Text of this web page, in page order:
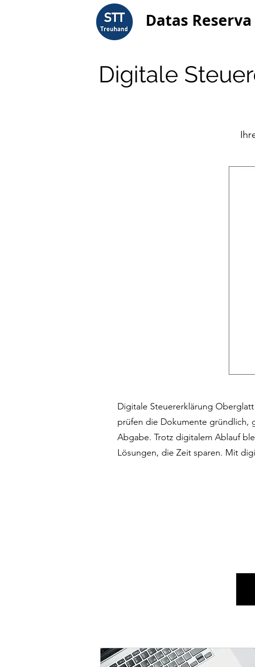
Datas Reserva
Digitale
Digitale Steuererklärung
prüfen die Dokumente gründlich,
Abgabe. Trotz digitalem Ablauf
Lösungen, die Zeit sparen. Mit